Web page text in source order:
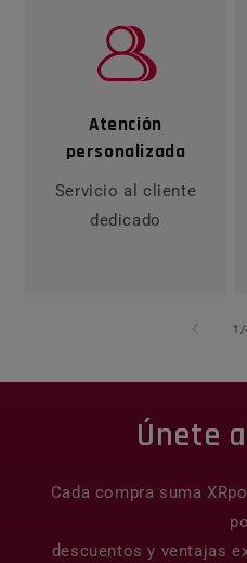
Atención
personalizada
Servicio al cliente
dedicado
1 /
Únete
Cada compra suma
descuentos y ventajas